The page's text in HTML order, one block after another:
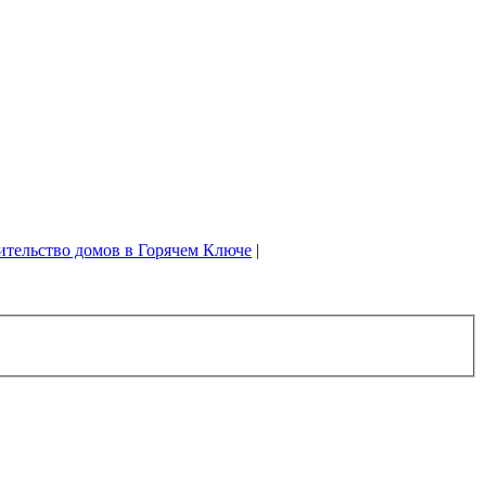
домов в Горячем Ключе |